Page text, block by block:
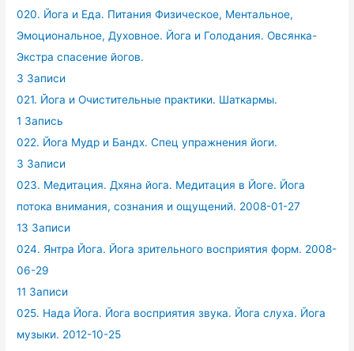
020. Йога и Еда. Питания Физическое, Ментальное,
Эмоциональное, Духовное. Йога и Голодания. Овсянка-
Экстра спасение йогов.
3 Записи
021. Йога и Очистительные практики. Шаткармы.
1 Запись
022. Йога Мудр и Бандх. Спец упражнения йоги.
3 Записи
023. Медитация. Дхяна йога. Медитация в Йоге. Йога
потока внимания, сознания и ощущений. 2008-01-27
13 Записи
024. Янтра Йога. Йога зрительного восприятия форм. 2008-
06-29
11 Записи
025. Нада Йога. Йога восприятия звука. Йога слуха. Йога
музыки. 2012-10-25